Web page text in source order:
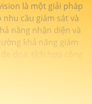
là một giải pháp
cầu giám sát và
năng nhận diện và
khả năng giám
dọa. tích hợp công
gian của bạn
toàn.